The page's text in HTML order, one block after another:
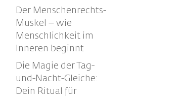
Der Menschenrechts-
Muskel – wie
Menschlichkeit im
Inneren beginnt
Die Magie der Tag-
und-Nacht-Gleiche:
Dein Ritual für